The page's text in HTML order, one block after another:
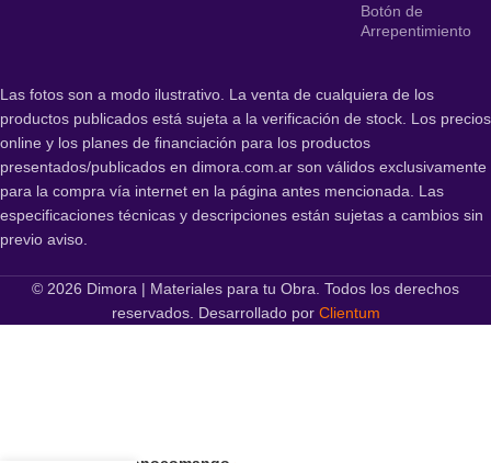
Botón de
Arrepentimiento
Las fotos son a modo ilustrativo. La venta de cualquiera de los
productos publicados está sujeta a la verificación de stock. Los precios
online y los planes de financiación para los productos
presentados/publicados en dimora.com.ar son válidos exclusivamente
para la compra vía internet en la página antes mencionada. Las
especificaciones técnicas y descripciones están sujetas a cambios sin
previo aviso.
© 2026 Dimora | Materiales para tu Obra. Todos los derechos
reservados. Desarrollado por Clientum